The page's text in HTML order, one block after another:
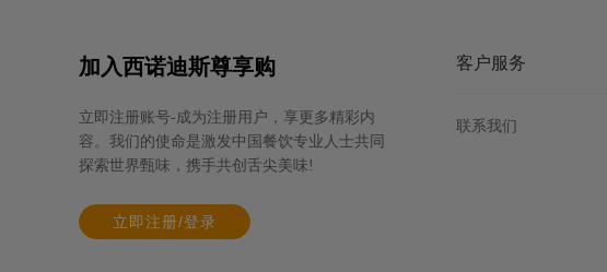
加入西诺迪斯尊享购
立即注册账号-成为注册用户，享更多精彩内
容。我们的使命是激发中国餐饮专业人士共同
探索世界甄味，携手共创舌尖美味!
立即注册/登录
客户服务
联系我们